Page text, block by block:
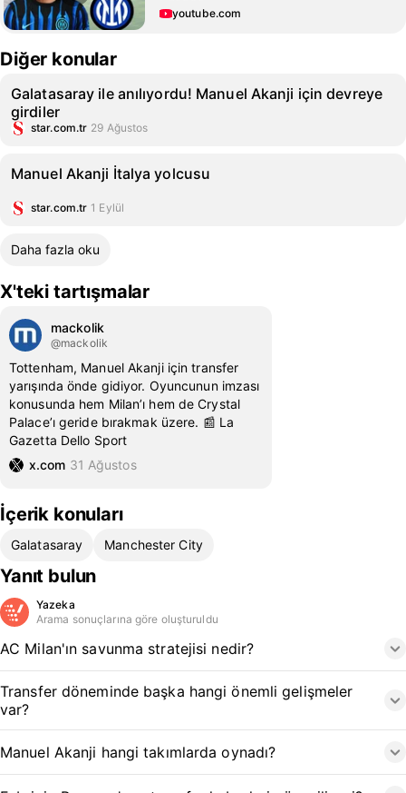
youtube.com
Diğer konular
Galatasaray ile anılıyordu! Manuel Akanji için devreye
girdiler
star.com.tr 29 Ağustos
Manuel Akanji İtalya yolcusu
star.com.tr 1 Eylül
Daha fazla oku
X'teki tartışmalar
mackolik
@mackolik
Tottenham, Manuel Akanji için transfer
yarışında önde gidiyor. Oyuncunun imzası
konusunda hem Milan’ı hem de Crystal
Palace’ı geride bırakmak üzere. 📰 La
Gazetta Dello Sport
x.com 31 Ağustos
İçerik konuları
Galatasaray Manchester City
Yanıt bulun
Yazeka
Arama sonuçlarına göre oluşturuldu
AC Milan'ın savunma stratejisi nedir?
Transfer döneminde başka hangi önemli gelişmeler
var?
Manuel Akanji hangi takımlarda oynadı?